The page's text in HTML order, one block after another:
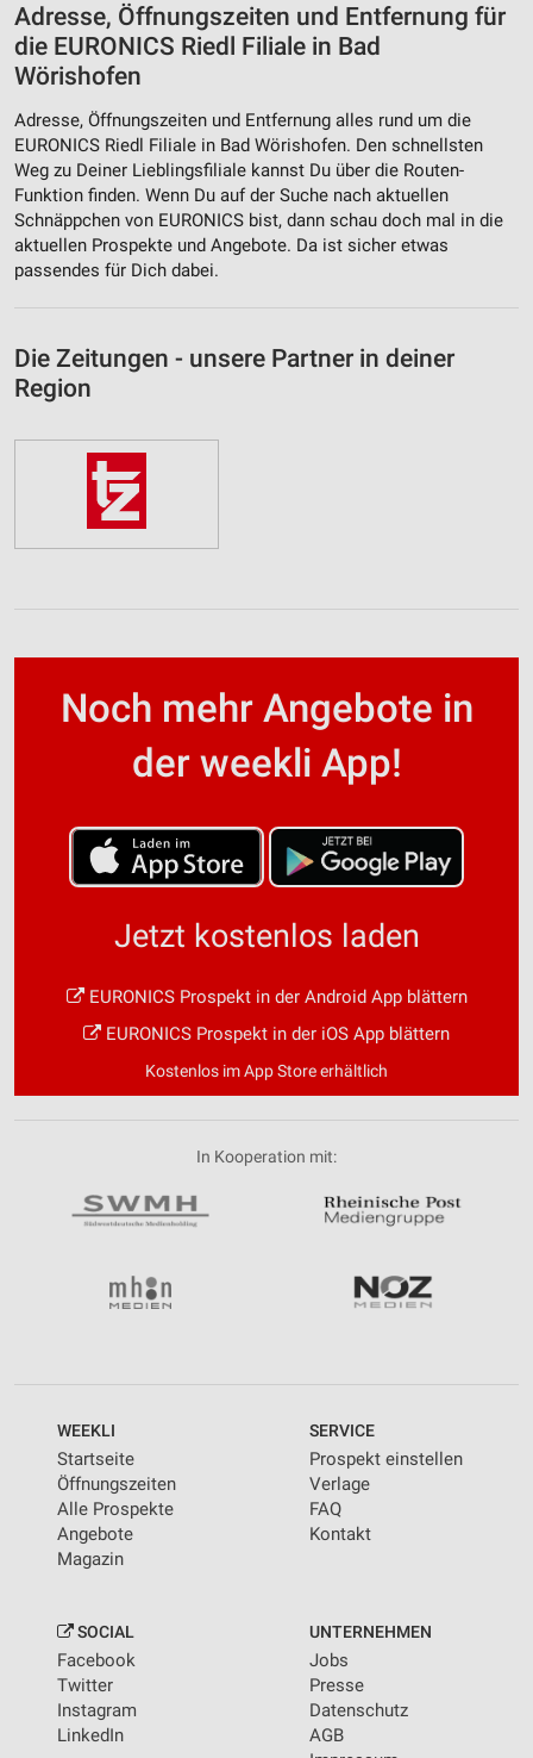
Adresse, Öffnungszeiten und Entfernung für
die EURONICS Riedl Filiale in Bad
Wörishofen
Adresse, Öffnungszeiten und Entfernung alles rund um die
EURONICS Riedl Filiale in Bad Wörishofen. Den schnellsten
Weg zu Deiner Lieblingsfiliale kannst Du über die Routen-
Funktion finden. Wenn Du auf der Suche nach aktuellen
Schnäppchen von EURONICS bist, dann schau doch mal in die
aktuellen Prospekte und Angebote. Da ist sicher etwas
passendes für Dich dabei.
Die Zeitungen - unsere Partner in deiner
Region
Noch mehr Angebote in
der weekli App!
Jetzt kostenlos laden
EURONICS Prospekt in der Android App blättern
EURONICS Prospekt in der iOS App blättern
Kostenlos im App Store erhältlich
In Kooperation mit:
WEEKLI
Startseite
Öffnungszeiten
Alle Prospekte
Angebote
Magazin
SERVICE
Prospekt einstellen
Verlage
FAQ
Kontakt
SOCIAL
Facebook
Twitter
Instagram
LinkedIn
UNTERNEHMEN
Jobs
Presse
Datenschutz
AGB